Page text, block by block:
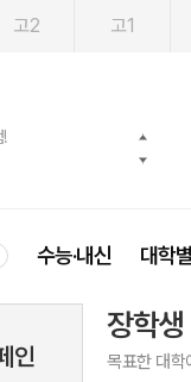
고2 고1
택!
수능·내신 대학
인
장학
목표한 대학